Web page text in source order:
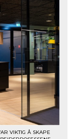
VIKTIG Å SKAPE